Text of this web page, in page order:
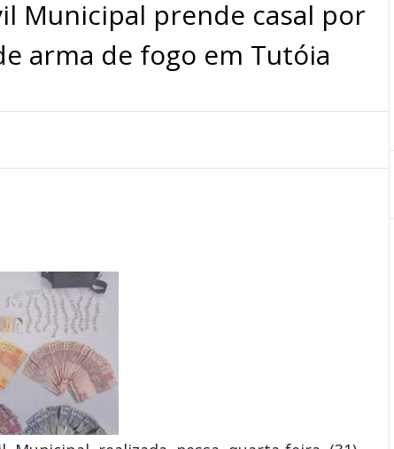
Municipal prende casal por
arma de fogo em Tutóia